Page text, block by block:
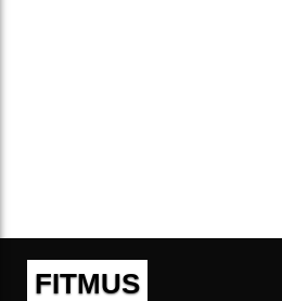
FITMUS